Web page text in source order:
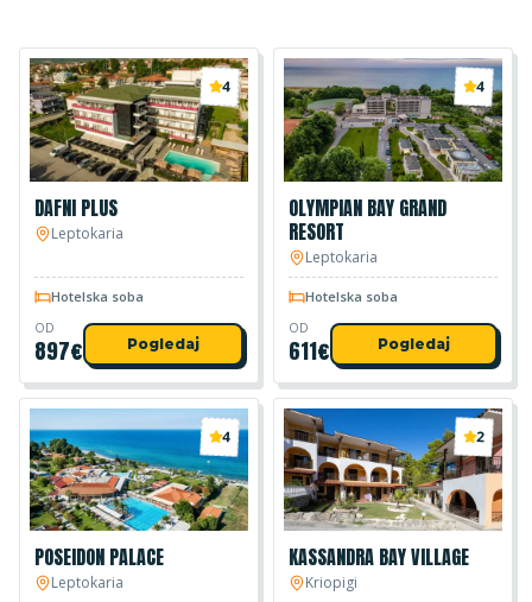
4
DAFNI PLUS
Leptokaria
Hotelska soba
OD
897€ Pogledaj
4
OLYMPIAN BAY GRAND
RESORT
Leptokaria
Hotelska soba
OD
611€ Pogledaj
4
POSEIDON PALACE
Leptokaria
2
KASSANDRA BAY VILLAGE
Kriopigi